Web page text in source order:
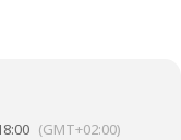
(GMT+02:00)